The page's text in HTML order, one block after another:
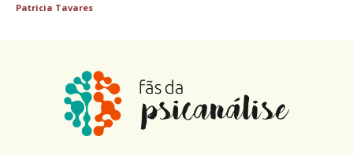
Patricia Tavares